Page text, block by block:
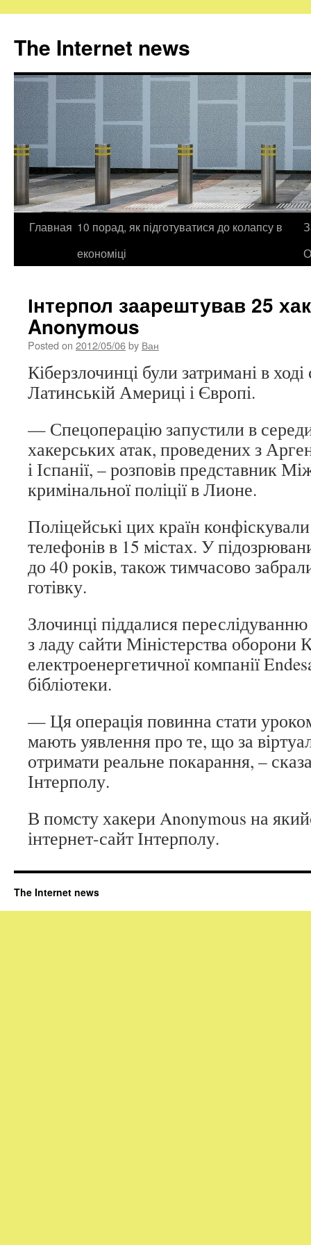
The Internet news
Skip
Главная 10 порад, як підготуватися до колапсу в
економіці
Інтерпол заарештував 25
Anonymous
Posted on 2012/05/06by Ван
Кіберзлочинці були затримані в ході
Латинській Америці і Європі.
— Спецоперацію запустили в
хакерських атак, проведених з
і Іспанії, – розповів представник
кримінальної поліції в Лионе.
Поліцейські цих країн
телефонів в 15 містах. У
до 40 років, також тимчасово
готівку.
Злочинці піддалися
з ладу сайти Міністерства оборони
електроенергетичної компанії
бібліотеки.
— Ця операція повинна стати
мають уявлення про те, що за
отримати реальне покарання, –
Інтерполу.
В помсту хакери Anonymous на
інтернет-сайт Інтерполу.
The Internet news